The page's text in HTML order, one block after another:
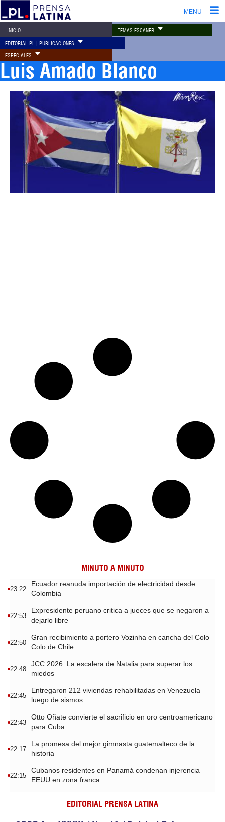
MENU
INICIO TEMAS ESCÁNER
EDITORIAL PL | PUBLICACIONES
ESPECIALES
Luis Amado Blanco
MINUTO A MINUTO
23:22
Ecuador reanuda importación de electricidad desde
Colombia
22:53
Expresidente peruano critica a jueces que se negaron a
dejarlo libre
22:50
Gran recibimiento a portero Vozinha en cancha del Colo
Colo de Chile
22:48
JCC 2026: La escalera de Natalia para superar los
miedos
22:45
Entregaron 212 viviendas rehabilitadas en Venezuela
luego de sismos
22:43
Otto Oñate convierte el sacrificio en oro centroamericano
para Cuba
22:17
La promesa del mejor gimnasta guatemalteco de la
historia
22:15
Cubanos residentes en Panamá condenan injerencia
EEUU en zona franca
EDITORIAL PRENSA LATINA